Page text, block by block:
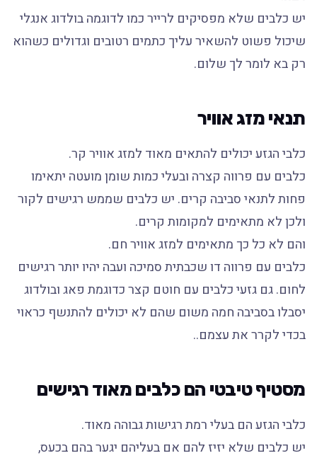
יש כלבים שלא מפסיקים לרייר כמו לדוגמה בולדוג אנגלי
שיכול פשוט להשאיר עליך כתמים רטובים וגדולים כשהוא
רק בא לומר לך שלום.
תנאי מזג אוויר
כלבי הגזע יכולים להתאים מאוד למזג אוויר קר.
כלבים עם פרווה קצרה ובעלי כמות שומן מועטה יתאימו
פחות לתנאי סביבה קרים. יש כלבים שממש רגישים לקור
ולכן לא מתאימים למקומות קרים.
והם לא כל כך מתאימים למזג אוויר חם.
כלבים עם פרווה דו שכבתית סמיכה ועבה יהיו יותר רגישים
לחום. גם גזעי כלבים עם חוטם קצר כדוגמת פאג ובולדוג
יסבלו בסביבה חמה משום שהם לא יכולים להתנשף כראוי
בכדי לקרר את עצמם..
מסטיף טיבטי הם כלבים מאוד רגישים
כלבי הגזע הם בעלי רמת רגישות גבוהה מאוד.
יש כלבים שלא יזיז להם אם בעליהם יגער בהם בכעס,